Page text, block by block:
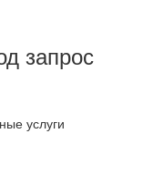
запрос
услуги